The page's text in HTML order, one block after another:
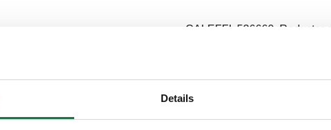
Details
CALEFFI, 536660. Reductor
embridadas, PN 16.
en acero inoxidable en
abajo. Conexión: DN 65 (EN
Rango de temperatura del